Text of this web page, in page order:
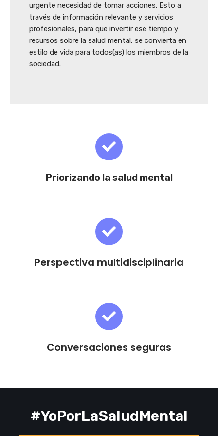
urgente necesidad de tomar acciones. Esto a
través de información relevante y servicios
profesionales, para que invertir ese tiempo y
recursos sobre la salud mental, se convierta en
estilo de vida para todos(as) los miembros de la
sociedad.
Priorizando la salud mental
Perspectiva multidisciplinaria
Conversaciones seguras
#YoPorLaSaludMental